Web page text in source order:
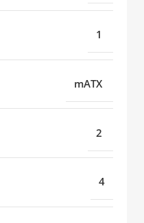
1
mATX
2
4